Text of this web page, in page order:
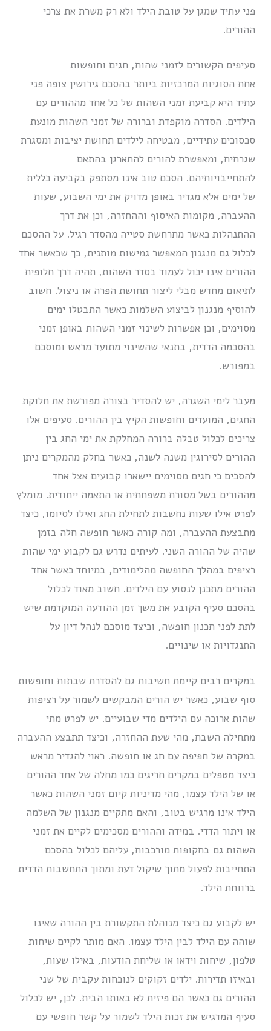
פני עתיד שמגן על טובת הילד ולא רק משרת את צרכי
ההורים.
סעיפים הקשורים לזמני שהות, חגים וחופשות
אחת הסוגיות המרכזיות ביותר בהסכם גירושין צופה פני
עתיד היא קביעת זמני השהות של כל אחד מההורים עם
הילדים. הסדרה מוקפדת וברורה של זמני השהות מונעת
סכסוכים עתידיים, מבטיחה לילדים תחושת יציבות ומסגרת
שגרתית, ומאפשרת להורים להתארגן בהתאם
להתחייבויותיהם. הסכם טוב אינו מסתפק בקביעה כללית
של ימים אלא מגדיר באופן מדויק את ימי השבוע, שעות
ההעברה, מקומות האיסוף וההחזרה, וכן את דרך
ההתנהלות כאשר מתרחשת סטייה מהסדר רגיל. על ההסכם
לכלול גם מנגנון המאפשר גמישות מותנית, כך שכאשר אחד
ההורים אינו יכול לעמוד בסדר השהות, תהיה דרך חלופית
לתיאום מחדש מבלי ליצור תחושת הפרה או ניצול. חשוב
להוסיף מנגנון לביצוע השלמות כאשר התבטלו ימים
מסוימים, וכן אפשרות לשינוי זמני השהות באופן זמני
בהסכמה הדדית, בתנאי שהשינוי מתועד מראש ומוסכם
במפורש.
מעבר לימי השגרה, יש להסדיר בצורה מפורשת את חלוקת
החגים, המועדים וחופשות הקיץ בין ההורים. סעיפים אלו
צריכים לכלול טבלה ברורה המחלקת את ימי החג בין
ההורים לסירוגין משנה לשנה, כאשר בחלק מהמקרים ניתן
להסכים כי חגים מסוימים יישארו קבועים אצל אחד
מההורים בשל מסורת משפחתית או התאמה ייחודית. מומלץ
לפרט אילו שעות נחשבות לתחילת החג ואילו לסיומו, כיצד
מתבצעת ההעברה, ומה קורה כאשר חופשה חלה בזמן
שהיה של ההורה השני. לעיתים נדרש גם לקבוע ימי שהות
רציפים במהלך החופשה מהלימודים, במיוחד כאשר אחד
ההורים מתכנן לנסוע עם הילדים. חשוב מאוד לכלול
בהסכם סעיף הקובע את משך זמן ההודעה המוקדמת שיש
לתת לפני תכנון חופשה, וכיצד מוסכם לנהל דיון על
התנגדויות או שינויים.
במקרים רבים קיימת חשיבות גם להסדרת שבתות וחופשות
סוף שבוע, כאשר יש הורים המבקשים לשמור על רציפות
שהות ארוכה עם הילדים מדי שבועיים. יש לפרט מתי
מתחילה השבת, מהי שעת ההחזרה, וכיצד תתבצע ההעברה
במקרה של חפיפה עם חג או חופשה. ראוי להגדיר מראש
כיצד מטפלים במקרים חריגים כמו מחלה של אחד ההורים
או של הילד עצמו, מהי מדיניות קיום זמני השהות כאשר
הילד אינו מרגיש בטוב, והאם מתקיים מנגנון של השלמה
או ויתור הדדי. במידה וההורים מסכימים לקיים את זמני
השהות גם בתקופות מורכבות, עליהם לכלול בהסכם
התחייבות לפעול מתוך שיקול דעת ומתוך התחשבות הדדית
ברווחת הילד.
יש לקבוע גם כיצד מנוהלת התקשורת בין ההורה שאינו
שוהה עם הילד לבין הילד עצמו. האם מותר לקיים שיחות
טלפון, שיחות וידאו או שליחת הודעות, באילו שעות,
ובאיזו תדירות. ילדים זקוקים לנוכחות עקבית של שני
ההורים גם כאשר הם פיזית לא באותו הבית. לכן, יש לכלול
סעיף המדגיש את זכות הילד לשמור על קשר חופשי עם